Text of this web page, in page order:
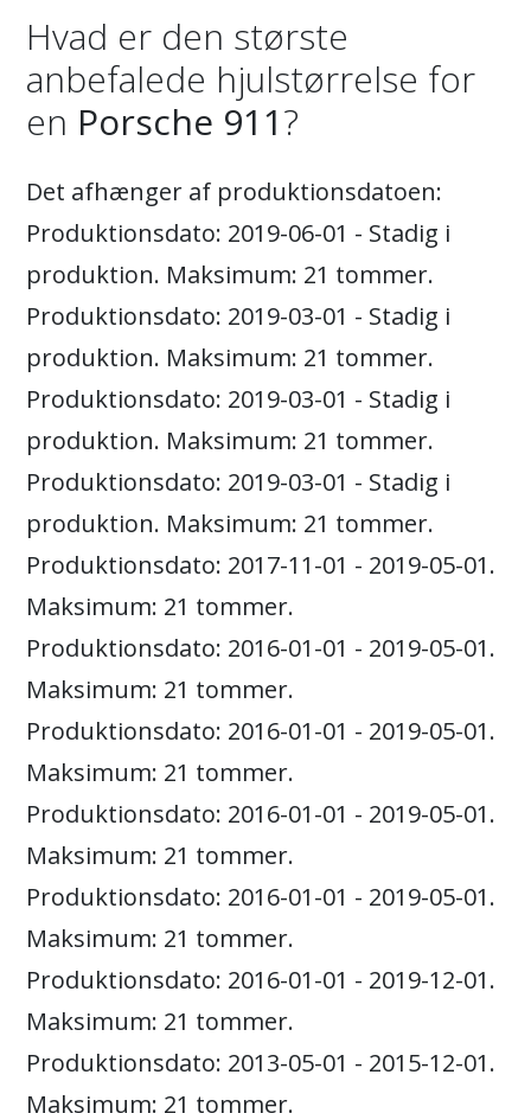
Hvad er den største
anbefalede hjulstørrelse for
en Porsche 911?
Det afhænger af produktionsdatoen:
Produktionsdato: 2019-06-01 - Stadig i
produktion. Maksimum: 21 tommer.
Produktionsdato: 2019-03-01 - Stadig i
produktion. Maksimum: 21 tommer.
Produktionsdato: 2019-03-01 - Stadig i
produktion. Maksimum: 21 tommer.
Produktionsdato: 2019-03-01 - Stadig i
produktion. Maksimum: 21 tommer.
Produktionsdato: 2017-11-01 - 2019-05-01.
Maksimum: 21 tommer.
Produktionsdato: 2016-01-01 - 2019-05-01.
Maksimum: 21 tommer.
Produktionsdato: 2016-01-01 - 2019-05-01.
Maksimum: 21 tommer.
Produktionsdato: 2016-01-01 - 2019-05-01.
Maksimum: 21 tommer.
Produktionsdato: 2016-01-01 - 2019-05-01.
Maksimum: 21 tommer.
Produktionsdato: 2016-01-01 - 2019-12-01.
Maksimum: 21 tommer.
Produktionsdato: 2013-05-01 - 2015-12-01.
Maksimum: 21 tommer.